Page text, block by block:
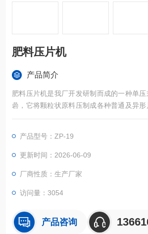
肥料压片机
产品简介
肥料压片机是我厂开发研制而成的一种单
碞，它将颗粒状原料压制成各种普通及异形
工业的片剂生产，同时适用化工、食品、
准。
产品型号：ZP-19
更新时间：2026-06-09
厂商性质：生产厂家
访问量：3054
产品咨询